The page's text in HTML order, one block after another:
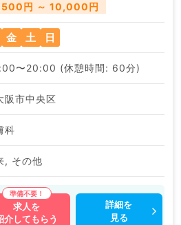
円 ～ 10,000円
金 土 日
〜20:00 (休憩時間: 60分)
阪市中央区
科
, その他
求人を
介してもらう
詳細を
見る